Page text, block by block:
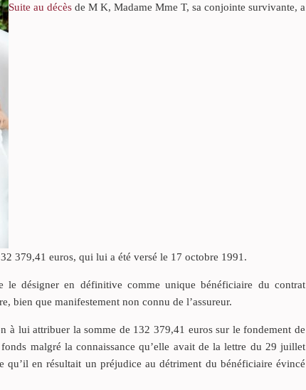
Suite au décès de M K, Madame Mme T, sa conjointe survivante, a
379,41 euros, qui lui a été versé le 17 octobre 1991.
désigner en définitive comme unique bénéficiaire du contrat
bien que manifestement non connu de l’assureur.
à lui attribuer la somme de 132 379,41 euros sur le fondement de
malgré la connaissance qu’elle avait de la lettre du 29 juillet
en résultait un préjudice au détriment du bénéficiaire évincé